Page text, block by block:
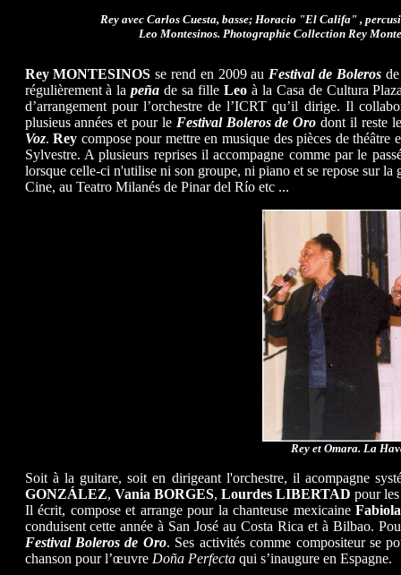
Rey avec Carlos Cuesta, basse; Horacio "El Califa" ,
Leo Montesinos. Photographie Collection Rey
Rey MONTESINOS se rend en 2009 au Festival de Boleros
régulièrement à lapeña de sa fille Leoà la Casa de Cultura
d’arrangement pour l’orchestre de l’ICRT qu’il dirige. Il
plusieus années et pour le Festival Boleros de Oro dont il reste
Voz.Rey compose pour mettre en musique des pièces de
Sylvestre. A plusieurs reprises il accompagne comme par le
lorsque celle-ci n'utilise ni son groupe, ni piano et se repose sur la
Cine, au Teatro Milanés de Pinar del Río etc ...
Rey et Omara. La
Soit à la guitare, soit en dirigeant l'orchestre, il acompagne
GONZÁLEZ, Vania BORGES, Lourdes LIBERTAD pour
Il écrit, compose et arrange pour la chanteuse mexicaine
conduisent cette année à San José au Costa Rica et à Bilbao.
Festival Boleros de Oro. Ses activités comme compositeur se
chanson pour l’œuvre Doña Perfectaqui s’inaugure en Espagne.